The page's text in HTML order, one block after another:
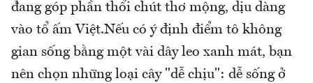
đang góp phần thổi chút thơ mộng, dịu dàng
vào tổ ấm Việt.Nếu có ý định điểm tô không
gian sống bằng một vài dây leo xanh mát, bạn
nên chọn những loại cây "dễ chịu": dễ sống ở